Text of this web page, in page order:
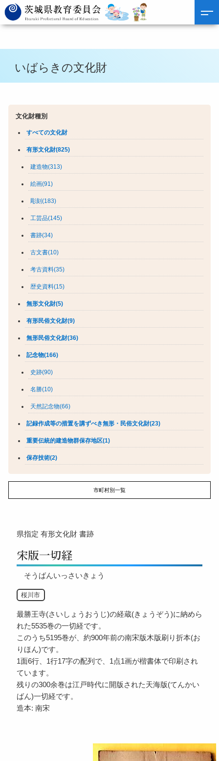
いばらきの文化財
文化財種別
すべての文化財
有形文化財(825)
建造物(313)
絵画(91)
彫刻(183)
工芸品(145)
書跡(34)
古文書(10)
考古資料(35)
歴史資料(15)
無形文化財(5)
有形民俗文化財(9)
無形民俗文化財(36)
記念物(166)
史跡(90)
名勝(10)
天然記念物(66)
記録作成等の措置を講ずべき無形・民俗文化財(23)
重要伝統的建造物群保存地区(1)
保存技術(2)
市町村別一覧
県指定 有形文化財 書跡
宋版一切経
そうばんいっさいきょう
桜川市
最勝王寺(さいしょうおうじ)の経蔵(きょうぞう)に納めら
れた5535巻の一切経です。
このうち5195巻が、約900年前の南宋版木版刷り折本(お
りほん)です。
1面6行、1行17字の配列で、1点1画が楷書体で印刷され
ています。
残りの300余巻は江戸時代に開版された天海版(てんかい
ばん)一切経です。
造本: 南宋